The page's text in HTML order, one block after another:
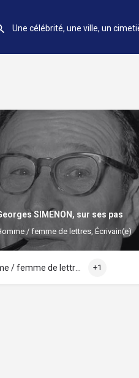
SIMENON, sur ses pas
/ femme de lettres, Écrivain(e)
+1